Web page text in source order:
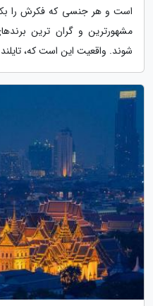
است و هر جنسی که فکرش را
مشهورترین و گران ترین
شوند. واقعیت این است که،